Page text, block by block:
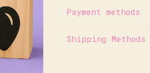
Payment methods
Shipping Methods